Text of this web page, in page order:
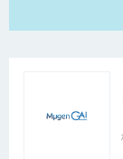
汎用的な高精度ド
DX-laeiの基本的な
を、高精度であり
らコストを抑えて
用いただけます。